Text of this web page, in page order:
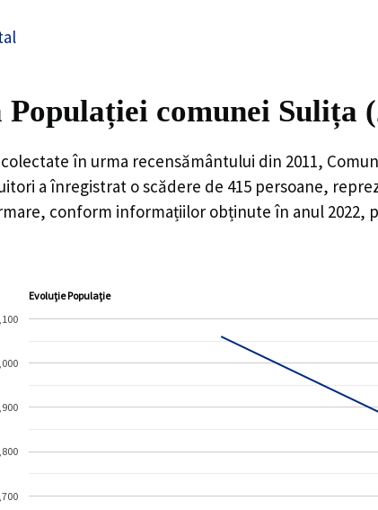
comunei Sulița
în urma recensământului din 2011,
a înregistrat oscădere de 415 persoane,
conform informațiilor obținute în anul 2022,
Evoluție Populație